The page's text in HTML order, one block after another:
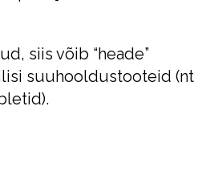
siis võib “heade”
suuhooldustooteid (nt